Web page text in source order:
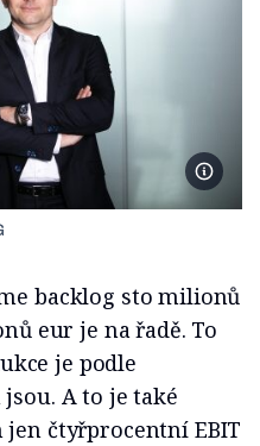
backlog sto milionů
eur je na řadě. To
je podle
A to je také
čtyřprocentní EBIT